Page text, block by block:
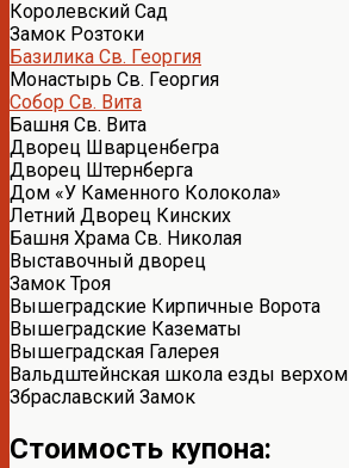
Королевский Сад
Замок Розтоки
Базилика Св. Георгия
Монастырь Св. Георгия
Собор Св. Вита
Башня Св. Вита
Дворец Шварценбегра
Дворец Штернберга
Дом «У Каменного Колокола»
Летний Дворец Кинских
Башня Храма Св. Николая
Выставочный дворец
Замок Троя
Вышеградские Кирпичные Ворота
Вышеградские Казематы
Вышеградская Галерея
Вальдштейнская школа езды верхом
Збраславский Замок
Стоимость купона: